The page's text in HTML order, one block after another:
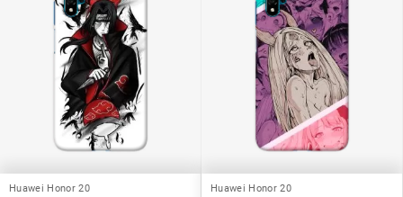
Huawei Honor 20 Huawei Honor 20